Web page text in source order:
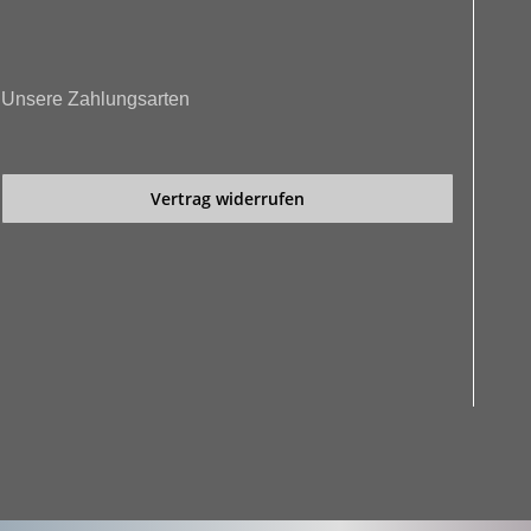
Unsere Zahlungsarten
Vertrag widerrufen